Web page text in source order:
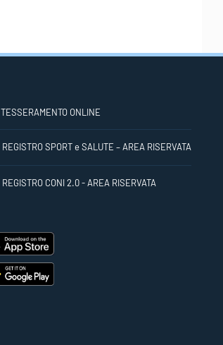
TESSERAMENTO ONLINE
REGISTRO SPORT e SALUTE – AREA RISERVATA
REGISTRO CONI 2.0 - AREA RISERVATA